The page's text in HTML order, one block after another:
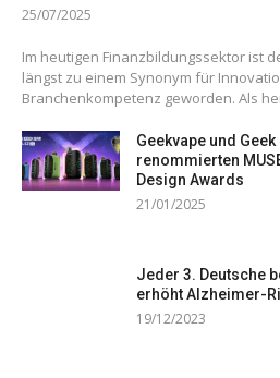
25/07/2025
Im heutigen Finanzbildungssektor ist
längst zu einem Synonym für
Branchenkompetenz geworden. Als
Geekvape und
renommierten
Design Awards
21/01/2025
Jeder 3. Deutsche
erhöht Alzheimer-
19/12/2023